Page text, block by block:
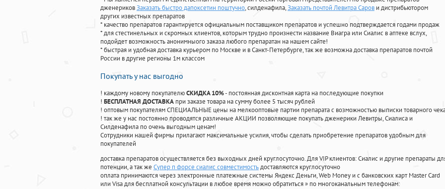
дженериковЗаказать быстро дапоксетин поштучно, силденафила,Заказать почтой Левитра Саров и дистрибьютором
других известных препаратов
* качество препаратов гарантируется официальным поставщиком препаратов и успешно подтверждается годами продаж
* для стестинельных и скромных клиентов, которым трудно произнести название Виагра или Сиалис в аптеке вслух,
подойдет возможность анонимныого заказа любого препаратан на нашем сайте!
* быстрая и удобная доставка курьером по Москве и в Санкт-Петербурге, так же возможна доставка препаратов почтой
России в другие регионы 1м классом
Покупать у нас выгодно
! каждому новому покупателюСКИДКА 10%- постоянная дисконтная карта на последующие покупки
! БЕСПЛАТНАЯ ДОСТАВКА при заказе товара на сумму более 5 тысяч рублей
! оптовым покупателям СПЕЦИАЛЬНЫЕ цены на мелкооптовые партии препарата с возможностью выписки товарного
! так же у нас постоянно проводятся различные АКЦИИ позволяющие покупать дженерики Левитры, Сиалиса и
Силденафила по очень выгодным ценам!
Cотрудники нашей фирмы прилагают максимальные усилия, чтобы сделать приобретение препаратов удобным для
покупателей
доставка препаратов осуществляется без выходных дней круглосуточно. Для VIP клиентов: Сиалис и другие препараты
потенции, а так же Супер п форсе сиалис совместимостьдоставляются круглосуточно
оплата принимаются через электронные платежные системы Яндекс Деньги, Web Money и с банковских карт Master Card
или Visa для бесплатной консультации в любое время можно обратиться» по многоканальным телефонам: